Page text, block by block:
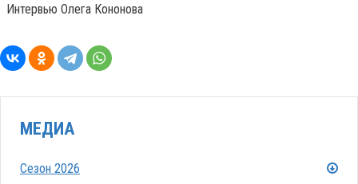
Интервью Олега Кононова
МЕДИА
Сезон 2026